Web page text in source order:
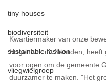
tiny houses
biodiversiteit
sustainable fashion
vliegwielgroep
Kwartiermaker van onze
Hogenbirk uit Naarden, heeft
voor ogen om de gemeente
duurzamer te maken. "Het